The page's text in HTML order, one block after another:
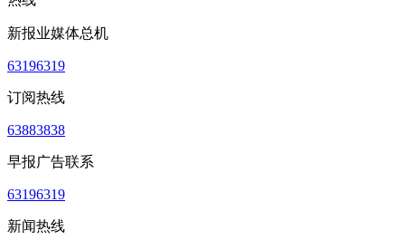
新报业媒体总机
63196319
订阅热线
63883838
早报广告联系
63196319
新闻热线